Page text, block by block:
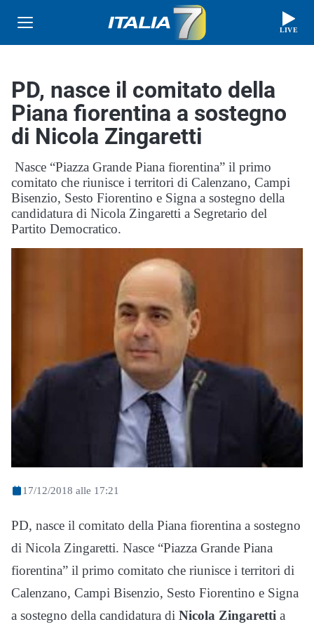
LIVE
PD, nasce il comitato della
Piana fiorentina a sostegno
di Nicola Zingaretti
Nasce “Piazza Grande Piana fiorentina” il primo
comitato che riunisce i territori di Calenzano, Campi
Bisenzio, Sesto Fiorentino e Signa a sostegno della
candidatura di Nicola Zingaretti a Segretario del
Partito Democratico.
17/12/2018 alle 17:21
PD, nasce il comitato della Piana fiorentina a sostegno
di Nicola Zingaretti. Nasce “Piazza Grande Piana
fiorentina” il primo comitato che riunisce i territori di
Calenzano, Campi Bisenzio, Sesto Fiorentino e Signa
a sostegno della candidatura di Nicola Zingaretti a